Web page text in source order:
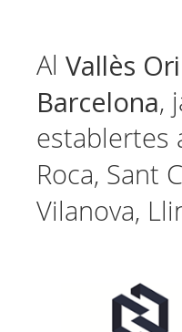
Al Vallès
Barcelona,
establertes
Roca, Sant
Vilanova,